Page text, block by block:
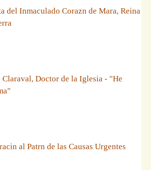
del Inmaculado Corazn de Mara, Reina
Claraval, Doctor de la Iglesia - "He
al Patrn de las Causas Urgentes